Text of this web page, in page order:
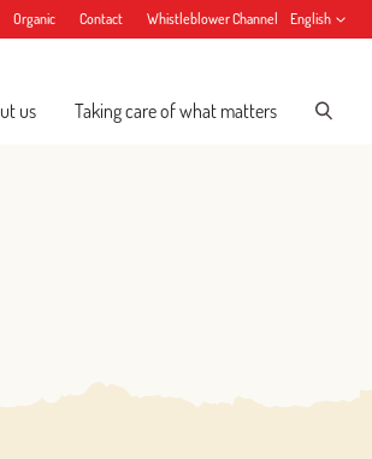
Organic Contact Whistleblower Channel English
us Taking care of what matters